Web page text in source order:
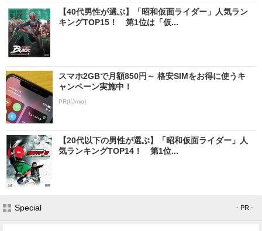
【40代男性が選ぶ】「昭和仮面ライダー」人気ラン
キングTOP15！ 第1位は「仮...
スマホ2GBで月額850円～ 格安SIMをお得に使うキ
ャンペーン実施中！
PR(IIJmio)
【20代以下の男性が選ぶ】「昭和仮面ライダー」人
気ランキングTOP14！ 第1位...
Special - PR -